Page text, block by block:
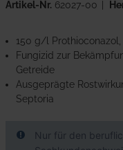
Artikel-Nr. 62027-00
150 g/l
Fungizid zur
Getreide
Ausgeprägte
Septoria
Nur für den